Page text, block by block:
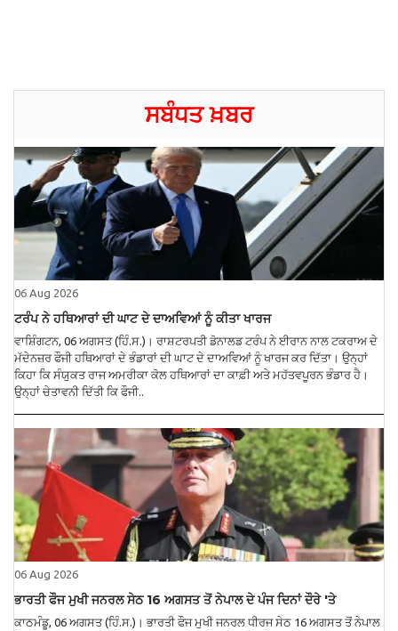
ਸਬੰਧਤ ਖ਼ਬਰ
06 Aug 2026
ਟਰੰਪ ਨੇ ਹਥਿਆਰਾਂ ਦੀ ਘਾਟ ਦੇ ਦਾਅਵਿਆਂ ਨੂੰ ਕੀਤਾ ਖਾਰਜ
ਵਾਸ਼ਿੰਗਟਨ, 06 ਅਗਸਤ (ਹਿੰ.ਸ.)। ਰਾਸ਼ਟਰਪਤੀ ਡੋਨਾਲਡ ਟਰੰਪ ਨੇ ਈਰਾਨ ਨਾਲ ਟਕਰਾਅ ਦੇ
ਮੱਦੇਨਜ਼ਰ ਫੌਜੀ ਹਥਿਆਰਾਂ ਦੇ ਭੰਡਾਰਾਂ ਦੀ ਘਾਟ ਦੇ ਦਾਅਵਿਆਂ ਨੂੰ ਖਾਰਜ ਕਰ ਦਿੱਤਾ। ਉਨ੍ਹਾਂ
ਕਿਹਾ ਕਿ ਸੰਯੁਕਤ ਰਾਜ ਅਮਰੀਕਾ ਕੋਲ ਹਥਿਆਰਾਂ ਦਾ ਕਾਫ਼ੀ ਅਤੇ ਮਹੱਤਵਪੂਰਨ ਭੰਡਾਰ ਹੈ।
ਉਨ੍ਹਾਂ ਚੇਤਾਵਨੀ ਦਿੱਤੀ ਕਿ ਫੌਜੀ..
06 Aug 2026
ਭਾਰਤੀ ਫੌਜ ਮੁਖੀ ਜਨਰਲ ਸੇਠ 16 ਅਗਸਤ ਤੋਂ ਨੇਪਾਲ ਦੇ ਪੰਜ ਦਿਨਾਂ ਦੌਰੇ 'ਤੇ
ਕਾਠਮੰਡੂ, 06 ਅਗਸਤ (ਹਿੰ.ਸ.)। ਭਾਰਤੀ ਫੌਜ ਮੁਖੀ ਜਨਰਲ ਧੀਰਜ ਸੇਠ 16 ਅਗਸਤ ਤੋਂ ਨੇਪਾਲ